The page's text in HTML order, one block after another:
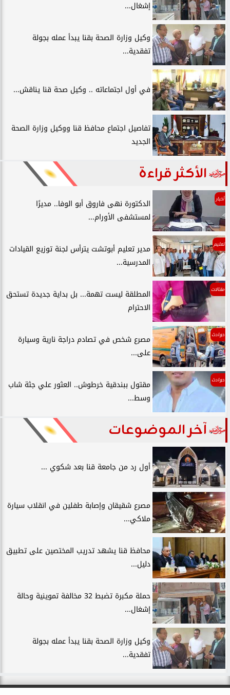
إشغال...
وكيل وزارة الصحة بقنا يبدأ عمله بجولة
تفقدية...
في أول اجتماعاته .. وكيل صحة قنا يناقش...
تفاصيل اجتماع محافظ قنا ووكيل وزارة الصحة
الجديد
الأكثر قراءة
أخبار
الدكتورة نهى فاروق أبو الوفا.. مديرًا
لمستشفى الأورام...
تعليم
مدير تعليم أبوتشت يترأس لجنة توزيع القيادات
المدرسية...
مقالات
المطلقة ليست تهمة... بل بداية جديدة تستحق
الاحترام
حوادث
مصرع شخص في تصادم دراجة نارية وسيارة
على...
حوادث
مقتول ببندقية خرطوش.. العثور علي جثة شاب
وسط...
آخر الموضوعات
أول رد من جامعة قنا بعد شكوي ...
مصرع شقيقان وإصابة طفلين في انقلاب سيارة
ملاكي...
محافظ قنا يشهد تدريب المختصين على تطبيق
دليل...
حملة مكبرة تضبط 32 مخالفة تموينية وحالة
إشغال...
وكيل وزارة الصحة بقنا يبدأ عمله بجولة
تفقدية...